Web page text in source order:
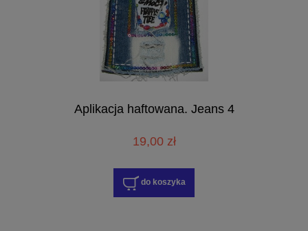
Aplikacja haftowana. Jeans 4
19,00 zł
do koszyka